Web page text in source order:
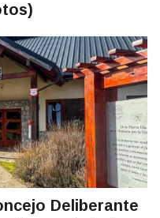
Deliberante